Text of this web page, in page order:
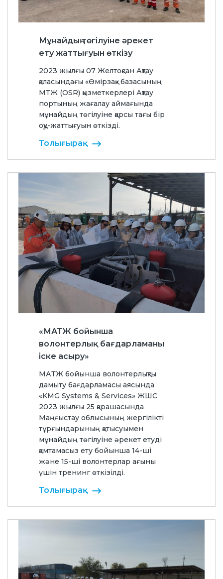
Мұнайдың төгілуіне әрекет
ету жаттығуын өткізу
2023 жылғы 07 Желтоқсан Ақтау
қаласындағы «Өмірзақ» базасының
МТЖ (OSR) қызметкерлері Ақтау
портының жағалау аймағында
мұнайдың төгілуіне қарсы тағы бір
оқу-жаттығуын өткізді.
Толығырақ
«МАТЖ бойынша
волонтерлық бағдарламаны
іске асыру»
МАТЖ бойынша волонтерлықты
дамыту бағдарламасы аясында
«KMG Systems & Services» ЖШС
2023 жылғы 25 қарашасында
Маңғыстау облысының жергілікті
тұрғындарының қатысуымен
мұнайдың төгілуіне әрекет етуді
қамтамасыз ету бойынша 14-ші
және 15-ші волонтерлар ағыны
үшін тренинг өткізілді.
Толығырақ